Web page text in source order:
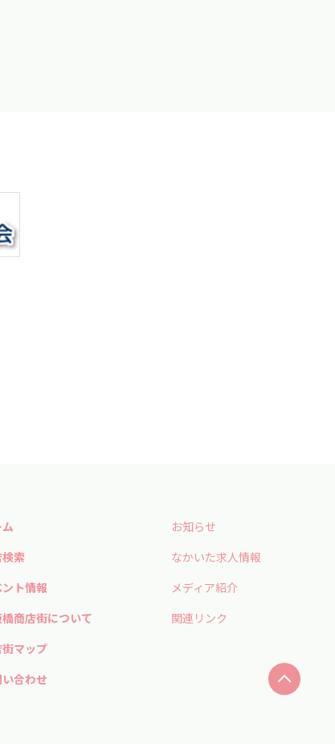
索
ト情報
商店街について
街マップ
合わせ
お知らせ
なかいた求人情報
メディア紹介
関連リンク